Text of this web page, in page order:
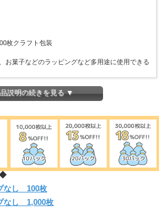
枚クラフト包装
お菓子などのラッピングなど多用途に使用できる
入らない場合もございますので、 サイズをお確
説明の続きを見る ▼
なし 100枚
なし 1,000枚